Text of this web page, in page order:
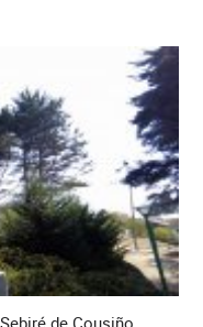
de Cousiño.